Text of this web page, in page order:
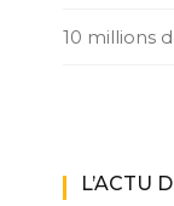
10 millions
L’ACTU